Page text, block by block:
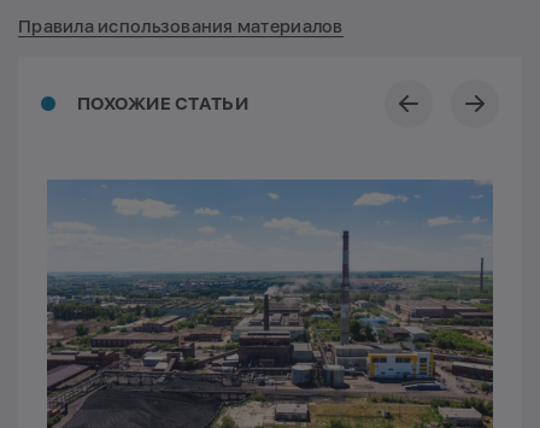
ПОХОЖИЕ СТАТЬИ
Правила использования материалов